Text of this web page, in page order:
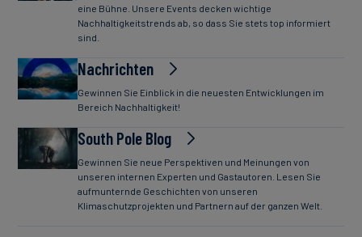
eine Bühne. Unsere Events decken wichtige
Nachhaltigkeitstrends ab, so dass Sie stets top informiert
sind.
Nachrichten
Gewinnen Sie Einblick in die neuesten Entwicklungen im
Bereich Nachhaltigkeit!
South Pole Blog
Gewinnen Sie neue Perspektiven und Meinungen von
unseren internen Experten und Gastautoren. Lesen Sie
aufmunternde Geschichten von unseren
Klimaschutzprojekten und Partnern auf der ganzen Welt.